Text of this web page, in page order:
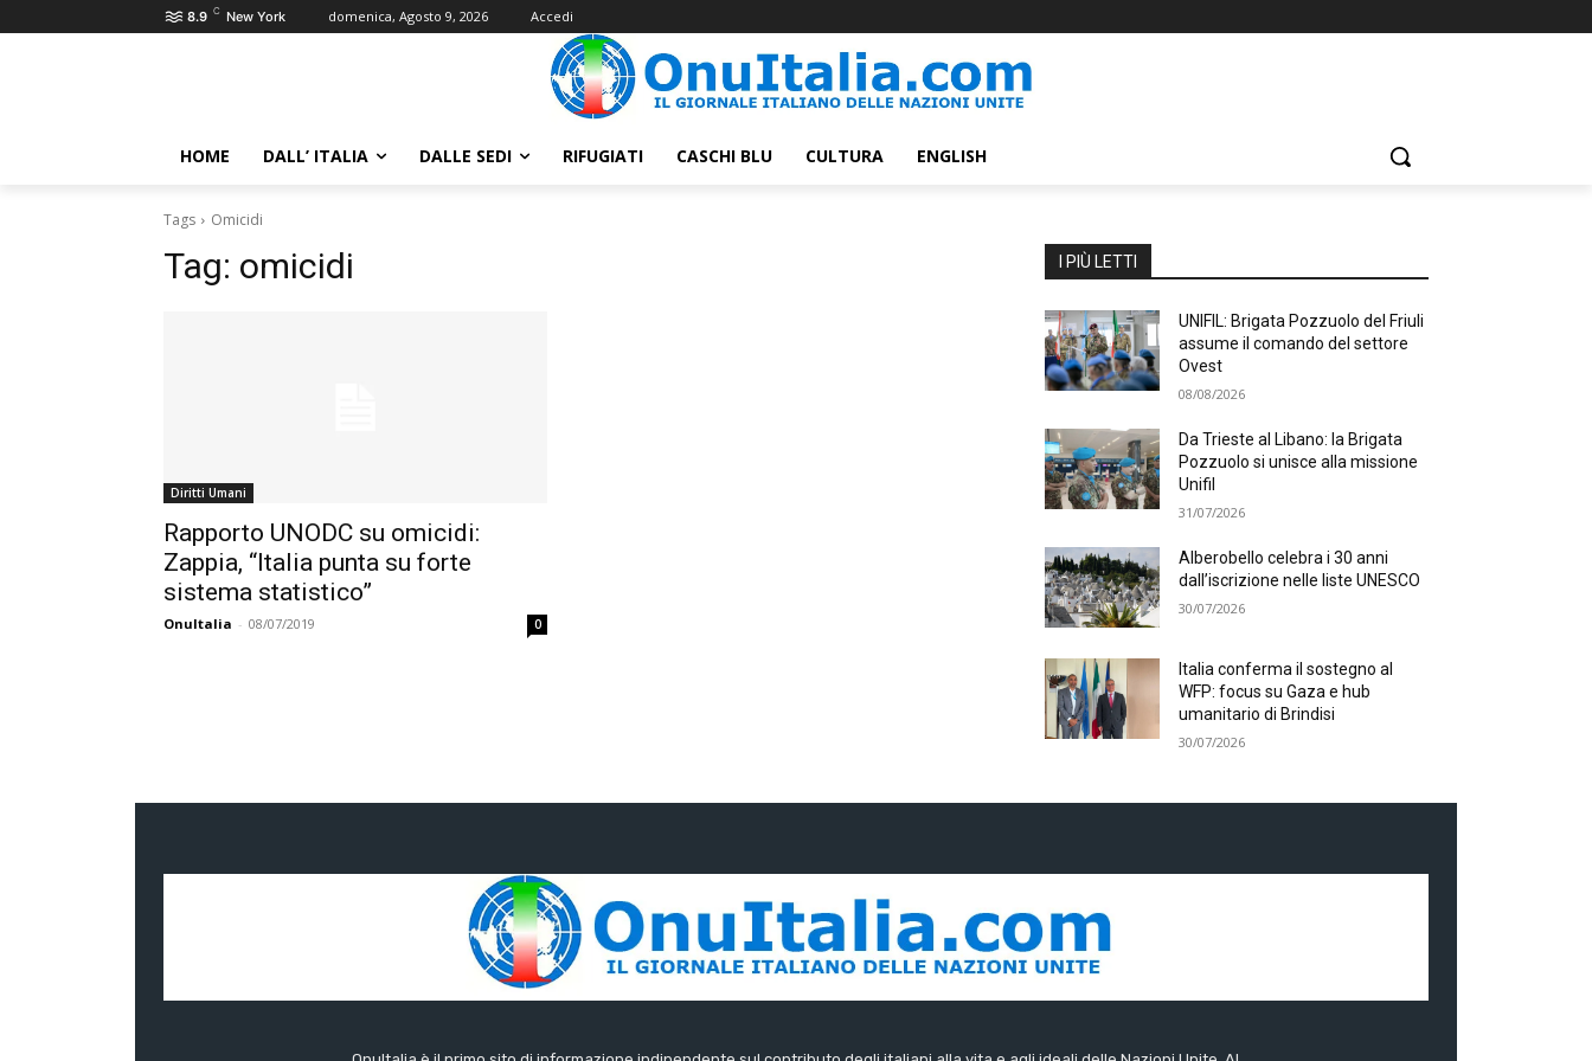
8.9 C New York domenica, Agosto 9, 2026 Accedi
HOME DALL’ ITALIA DALLE SEDI RIFUGIATI CASCHI BLU CULTURA ENGLISH
Tags Omicidi
Tag: omicidi
Diritti Umani
Rapporto UNODC su omicidi:
Zappia, “Italia punta su forte
sistema statistico”
OnuItalia - 08/07/2019 0
I PIÙ LETTI
UNIFIL: Brigata Pozzuolo del Friuli
assume il comando del settore
Ovest
08/08/2026
Da Trieste al Libano: la Brigata
Pozzuolo si unisce alla missione
Unifil
31/07/2026
Alberobello celebra i 30 anni
dall’iscrizione nelle liste UNESCO
30/07/2026
Italia conferma il sostegno al
WFP: focus su Gaza e hub
umanitario di Brindisi
30/07/2026